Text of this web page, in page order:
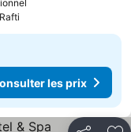
les prix